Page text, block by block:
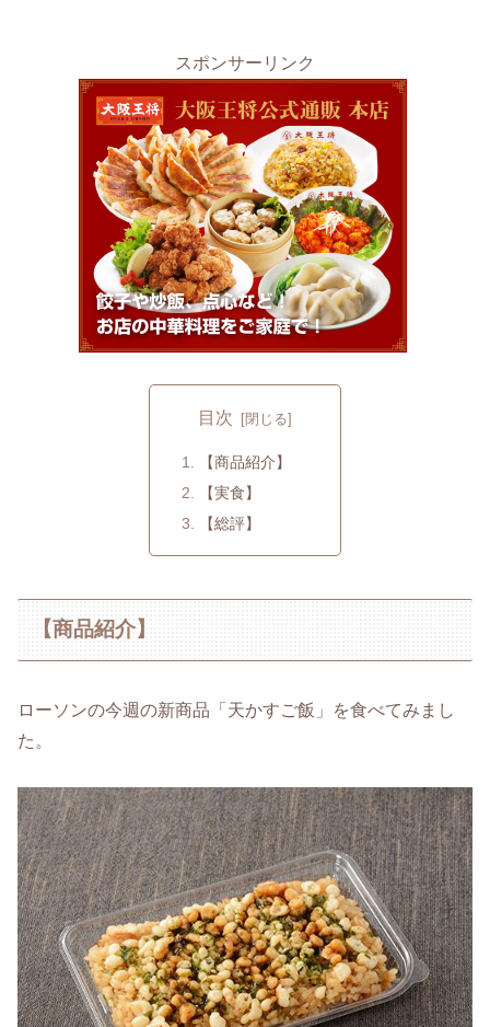
スポンサーリンク
目次
【商品紹介】
【実食】
【総評】
【商品紹介】
ローソンの今週の新商品「天かすご飯」を食べてみまし
た。